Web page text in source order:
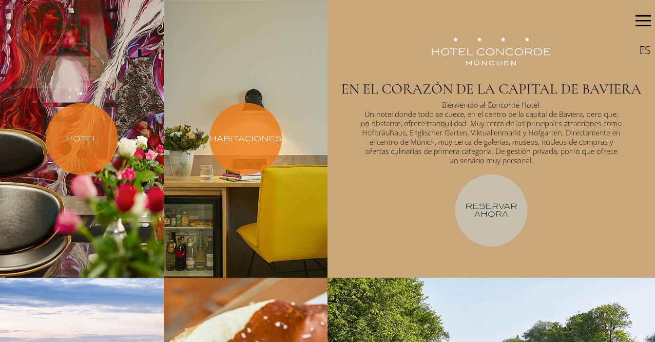
ES
HOTEL HABITACIONES
EN EL CORAZÓN DE LA CAPITAL DE BAVIERA
Bienvenido al Concorde Hotel.
Un hotel donde todo se cuece, en el centro de la capital de Baviera, pero que,
no obstante, ofrece tranquilidad. Muy cerca de las principales atracciones como
Hofbräuhaus, Englischer Garten, Viktualienmarkt y Hofgarten. Directamente en
el centro de Múnich, muy cerca de galerías, museos, núcleos de compras y
ofertas culinarias de primera categoría. De gestión privada, por lo que ofrece
un servicio muy personal.
RESERVAR
AHORA